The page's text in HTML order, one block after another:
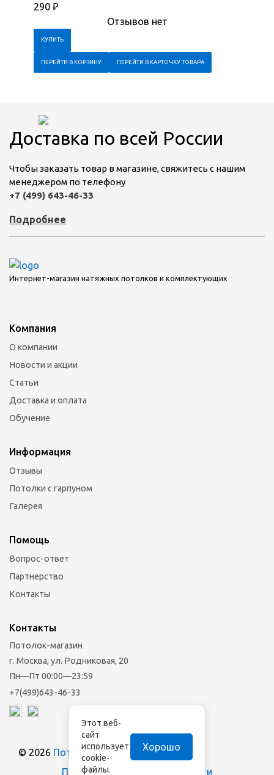
290 ₽
Отзывов нет
ПЕРЕЙТИ В КОРЗИНУ ПЕРЕЙТИ В КАРТОЧКУ ТОВАРА
Доставка по всей России
Чтобы заказать товар в магазине, свяжитесь с нашим
менеджером по телефону
+7 (499) 643-46-33
Подробнее
Интернет-магазин натяжных потолков и комплектующих
Компания
О компании
Новости и акции
Статьи
Доставка и оплата
Обучение
Информация
Отзывы
Потолки с гарпуном
Галерея
Помощь
Вопрос-ответ
Партнерство
Контакты
Контакты
Потолок-магазин
г. Москва, ул. Родниковая, 20
Пн—Пт 00:00—23:59
+7(499)643-46-33
Этот веб-
сайт
использует
cookie-
файлы.
Хорошо
© 2026 Потолок-магазин
Политика конфиденциальности